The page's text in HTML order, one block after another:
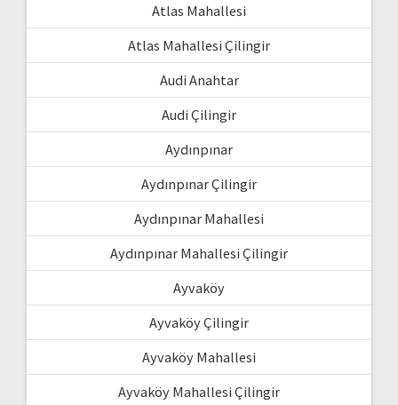
Atlas Mahallesi
Atlas Mahallesi Çilingir
Audi Anahtar
Audi Çilingir
Aydınpınar
Aydınpınar Çilingir
Aydınpınar Mahallesi
Aydınpınar Mahallesi Çilingir
Ayvaköy
Ayvaköy Çilingir
Ayvaköy Mahallesi
Ayvaköy Mahallesi Çilingir